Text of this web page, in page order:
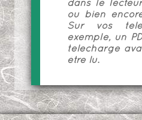
dans le
ou bien
Sur vos
exemple, un
téléchargé
être lu.